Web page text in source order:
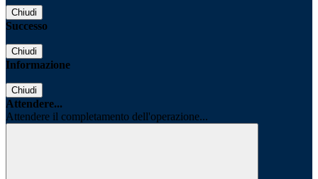
Chiudi
Successo
Chiudi
Informazione
Chiudi
Attendere...
Attendere il completamento dell'operazione...